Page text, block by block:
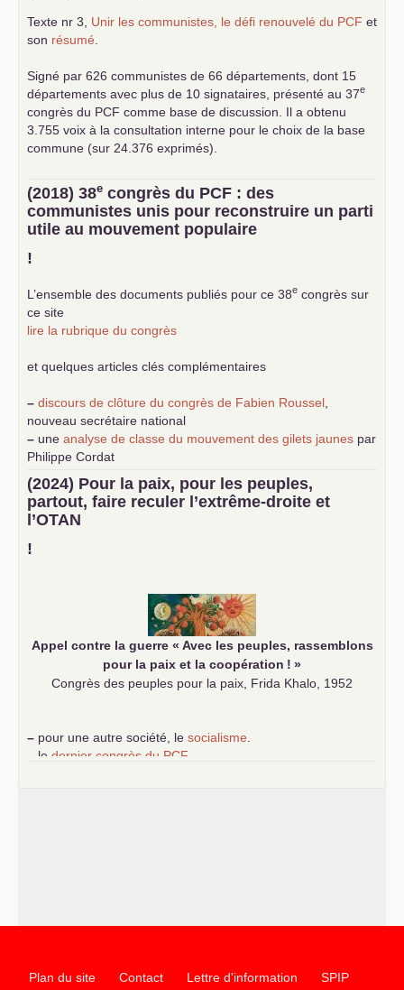
Texte nr 3, Unir les communistes, le défi renouvelé du PCF et
son résumé
Signé par 626 communistes de 66 départements, dont 15
départements avec plus de 10 signataires, présenté au 37e
congrès du PCF comme base de discussion. Il a obtenu
3.755 voix à la consultation interne pour le choix de la base
commune (sur 24.376 exprimés).
(2018) 38e congrès du PCF : des
communistes unis pour reconstruire un parti
utile au mouvement populaire
!
L’ensemble des documents publiés pour ce 38e congrès sur
ce site
lire la rubrique du congrès
et quelques articles clés complémentaires
– discours de clôture du congrès de Fabien Roussel
nouveau secrétaire national
– une analyse de classe du mouvement des gilets jaunes par
Philippe Cordat
–
un texte de Jean-Claude Delaunay
le marxisme est la
science sociale de notre temps
–un appel proposé aux partis communistes et ouvrier
d’Europe
–
(2024) Pour la paix, pour les peuples,
partout, faire reculer l’extrême-droite et
l’OTAN
!
Appel contre la guerre « Avec les peuples, rassemblons
pour la paix et la coopération ! »
Congrès des peuples pour la paix, Frida Khalo, 1952
– pour une autre société, le socialisme
le dernier congrès du PCF
Plan du site Contact Lettre d'information SPIP